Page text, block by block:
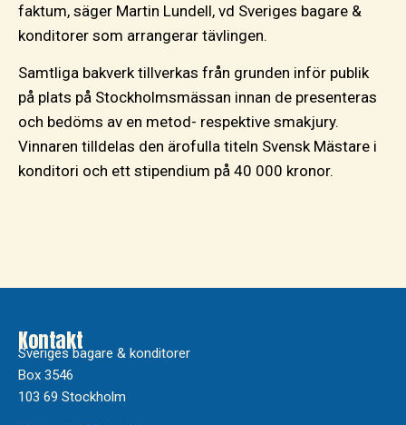
faktum, säger Martin Lundell, vd Sveriges bagare &
konditorer som arrangerar tävlingen.
Samtliga bakverk tillverkas från grunden inför publik
på plats på Stockholmsmässan innan de presenteras
och bedöms av en metod- respektive smakjury.
Vinnaren tilldelas den ärofulla titeln Svensk Mästare i
konditori och ett stipendium på 40 000 kronor.
Kontakt
Sveriges bagare & konditorer
Box 3546
103 69 Stockholm